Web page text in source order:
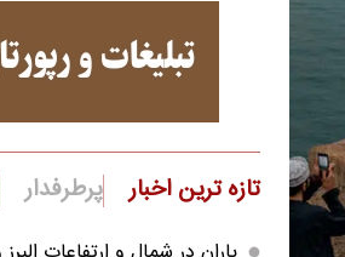
تازه ترین اخبار پرطرفدار